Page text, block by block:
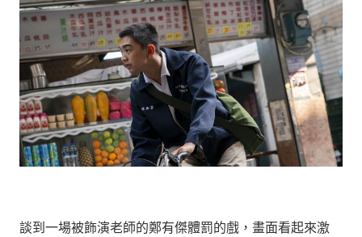
談到一場被飾演老師的鄭有傑體罰的戲，畫面看起來激